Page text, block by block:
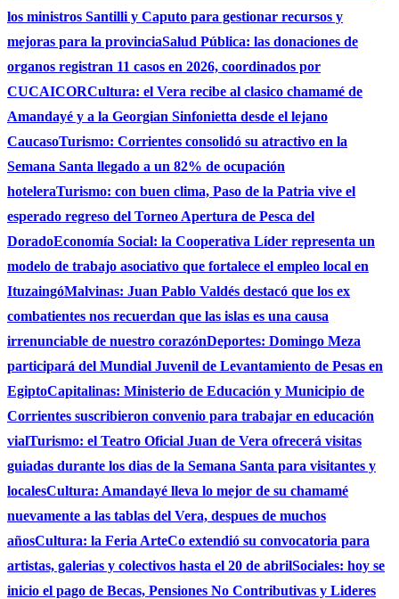
los ministros Santilli y Caputo para gestionar recursos y
mejoras para la provinciaSalud Pública: las donaciones de
organos registran 11 casos en 2026, coordinados por
CUCAICORCultura: el Vera recibe al clasico chamamé de
Amandayé y a la Georgian Sinfonietta desde el lejano
CaucasoTurismo: Corrientes consolidó su atractivo en la
Semana Santa llegado a un 82% de ocupación
hoteleraTurismo: con buen clima, Paso de la Patria vive el
esperado regreso del Torneo Apertura de Pesca del
DoradoEconomía Social: la Cooperativa Líder representa un
modelo de trabajo asociativo que fortalece el empleo local en
ItuzaingóMalvinas: Juan Pablo Valdés destacó que los ex
combatientes nos recuerdan que las islas es una causa
irrenunciable de nuestro corazónDeportes: Domingo Meza
participará del Mundial Juvenil de Levantamiento de Pesas en
EgiptoCapitalinas: Ministerio de Educación y Municipio de
Corrientes suscribieron convenio para trabajar en educación
vialTurismo: el Teatro Oficial Juan de Vera ofrecerá visitas
guiadas durante los dias de la Semana Santa para visitantes y
localesCultura: Amandayé lleva lo mejor de su chamamé
nuevamente a las tablas del Vera, despues de muchos
añosCultura: la Feria ArteCo extendió su convocatoria para
artistas, galerias y colectivos hasta el 20 de abrilSociales: hoy se
inicio el pago de Becas, Pensiones No Contributivas y Lideres